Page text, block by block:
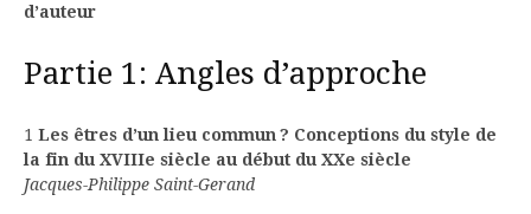
d’auteur
Partie 1: Angles d’approche
1 Les êtres d’un lieu commun ? Conceptions du style de
la fin du XVIIIe siècle au début du XXe siècle
Jacques-Philippe Saint-Gerand